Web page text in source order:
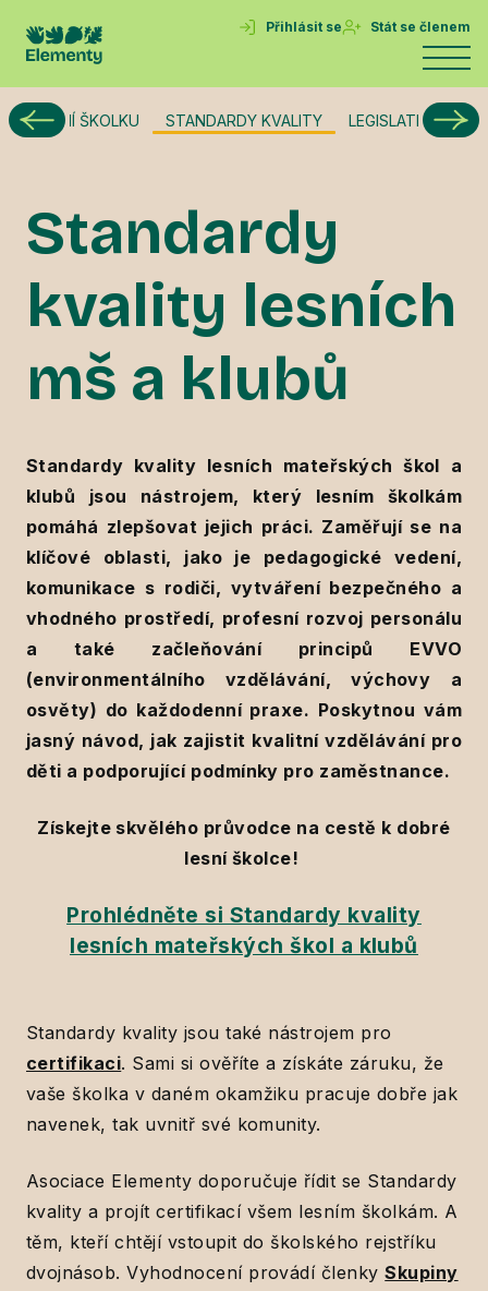
Přihlásit se Stát se členem
LESNÍ ŠKOLKU STANDARDY KVALITY LEGISLATIVA
Standardy
kvality lesních
mš a klubů
Standardy kvality lesních mateřských škol a
klubů jsou nástrojem, který lesním školkám
pomáhá zlepšovat jejich práci. Zaměřují se na
klíčové oblasti, jako je pedagogické vedení,
komunikace s rodiči, vytváření bezpečného a
vhodného prostředí, profesní rozvoj personálu
a také začleňování principů EVVO
(environmentálního vzdělávání, výchovy a
osvěty) do každodenní praxe. Poskytnou vám
jasný návod, jak zajistit kvalitní vzdělávání pro
děti a podporující podmínky pro zaměstnance.
Získejte skvělého průvodce na cestě k dobré
lesní školce!
Prohlédněte si Standardy kvality
lesních mateřských škol a klubů
Standardy kvality jsou také nástrojem pro
certifikaci. Sami si ověříte a získáte záruku, že
vaše školka v daném okamžiku pracuje dobře jak
navenek, tak uvnitř své komunity.
Asociace Elementy doporučuje řídit se Standardy
kvality a projít certifikací všem lesním školkám. A
těm, kteří chtějí vstoupit do školského rejstříku
dvojnásob. Vyhodnocení provádí členkySkupiny